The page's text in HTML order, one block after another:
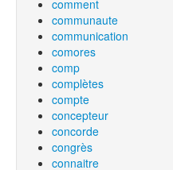
comment
communaute
communication
comores
comp
complètes
compte
concepteur
concorde
congrès
connaitre